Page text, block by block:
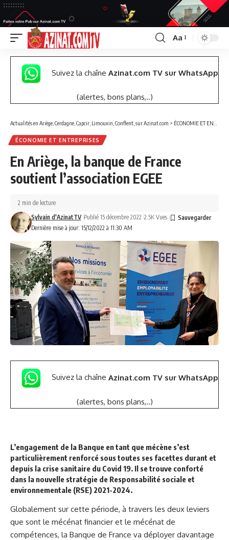
Font
Resizer
Aa
Suivez la chaîne Azinat.com TV sur WhatsApp
(alertes, bons plans,..)
Actualités en Ariège, Cerdagne, Capcir, Limouxin, Conflent, sur Azinat.com > ÉCONOMIE ET ENTREPRISES
ÉCONOMIE ET ENTREPRISES
En Ariège, la banque de France
soutient l’association EGEE
Dernière mise à jour: 15/12/2022 à 11:30 AM
Sylvain d'AzinatTV Publié 15 décembre 2022 2.5K Vues
2 min de lecture
Suivez la chaîne Azinat.com TV sur WhatsApp
(alertes, bons plans,..)
L’engagement de la Banque en tant que mécène s’est
particulièrement renforcé sous toutes ses facettes durant et
depuis la crise sanitaire du Covid 19. Il se trouve conforté
dans la nouvelle stratégie de Responsabilité sociale et
environnementale (RSE) 2021-2024.
Globalement sur cette période, à travers les deux leviers
que sont le mécénat financier et le mécénat de
compétences, la Banque de France va déployer davantage